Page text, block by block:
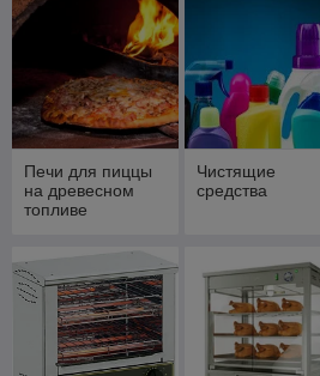
Печи для пиццы
на древесном
топливе
Чистящие
средства